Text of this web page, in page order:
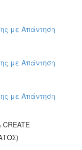
με Απάντηση
με Απάντηση
με Απάντηση